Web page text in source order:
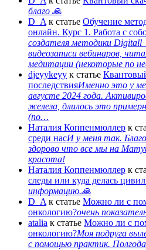
благо 🙏
D_A к статье Обучение
онлайн. Курс 1. Работа с
создателя методики
видеозаписи вебинаров,
медитации (некоторые по
djeyykeyy к статье
последствияИменно это у
августе 2024 года.
железа, длилось это
(по…
Наталия Коппенмюллер к
среди насИ у меня так.
здорово что все мы на
красота!
Наталия Коппенмюллер к
следы или куда делась
информацию.🙏
D_A к статье Можно ли с
онкологию?очень
atalia к статье Можно ли с
онкологию?Моя подруга
с помощью практик.